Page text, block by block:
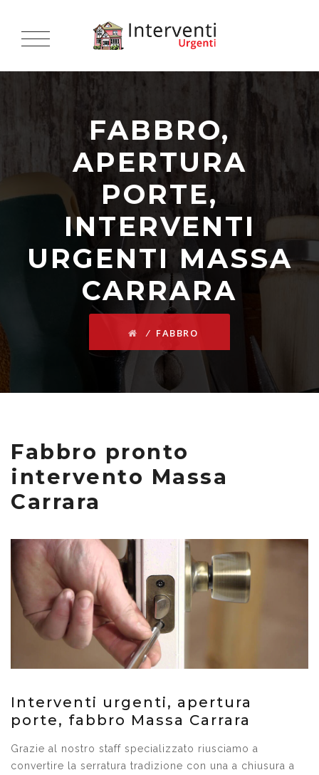
FABBRO,
APERTURA
PORTE,
INTERVENTI
URGENTI MASSA
CARRARA
⁄ FABBRO
Fabbro pronto
intervento Massa
Carrara
Interventi urgenti, apertura
porte, fabbro Massa Carrara
Grazie al nostro staff specializzato riusciamo a
convertire la serratura tradizione con una a chiusura a